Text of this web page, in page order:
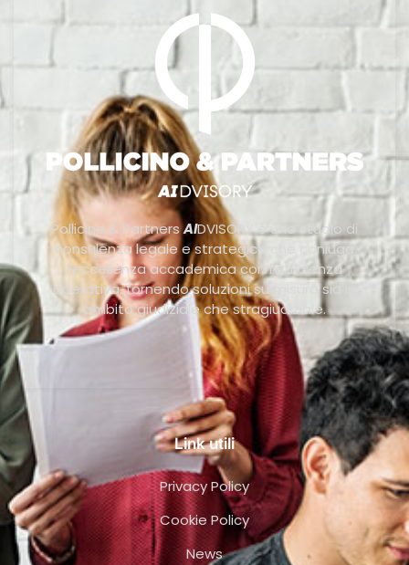
Pollicino & PartnersAIDVISORY è uno studio di
consulenza legale e strategica che coniuga
l’eccellenza accademica con l’efficienza
operativa, fornendo soluzioni su misura sia in
ambito giudiziale che stragiudiziale.
Link utili
Privacy Policy
Cookie Policy
News